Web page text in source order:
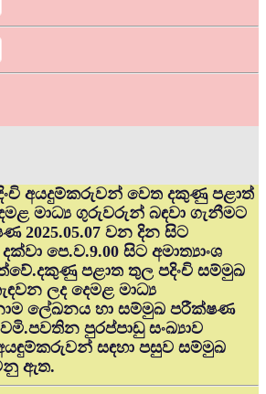
අයදුම්කරුවන් වෙත දකුණු පළාත්
මාධ්‍ය ගුරුවරුන් බඳවා ගැනීමට
2025.05.07 වන දින සිට
පෙ.ව.9.00 සිට අමාත්‍යාංශ
පළාත තුල පදිංචි සම්මුඛ
ලද දෙමළ මාධ්‍ය
ලේඛනය හා සම්මුඛ පරීක්ෂණ
පුරප්පාඩු සංඛ්‍යාව
සඳහා පසුව සම්මුඛ
ඇත.